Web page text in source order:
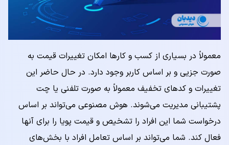
معمولاً در بسیاری از کسب و کارها امکان تغییرات قیمت به
صورت جزیی و بر اساس کاربر وجود دارد. در حال حاضر این
تغییرات و کدهای تخفیف معمولاً به صورت تلفنی یا چت
پشتیبانی مدیریت می‌شوند. هوش مصنوعی می‌تواند بر اساس
درخواست شما این افراد را تشخیص و قیمت پویا را برای آنها
فعال کند. شما می‌تواند بر اساس تعامل افراد با بخش‌های